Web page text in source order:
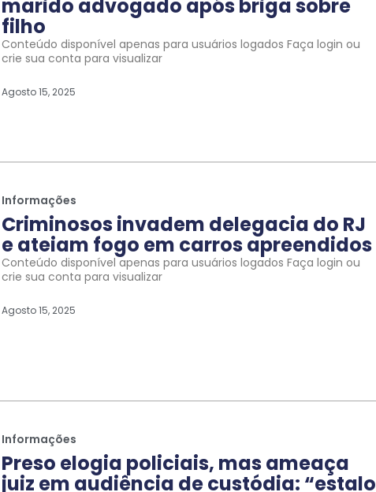
marido advogado após briga sobre
filho
Conteúdo disponível apenas para usuários logados Faça login ou
crie sua conta para visualizar
Agosto 15, 2025
Informações
Criminosos invadem delegacia do RJ
e ateiam fogo em carros apreendidos
Conteúdo disponível apenas para usuários logados Faça login ou
crie sua conta para visualizar
Agosto 15, 2025
Informações
Preso elogia policiais, mas ameaça
juiz em audiência de custódia: “estalo